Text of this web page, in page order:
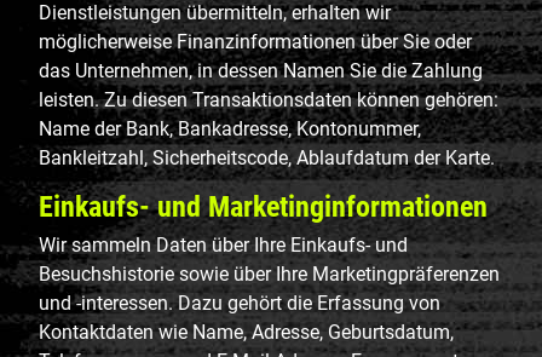
Dienstleistungen übermitteln, erhalten wir
möglicherweise Finanzinformationen über Sie oder
das Unternehmen, in dessen Namen Sie die Zahlung
leisten. Zu diesen Transaktionsdaten können gehören:
Name der Bank, Bankadresse, Kontonummer,
Bankleitzahl, Sicherheitscode, Ablaufdatum der Karte.
Einkaufs- und Marketinginformationen
Wir sammeln Daten über Ihre Einkaufs- und
Besuchshistorie sowie über Ihre Marketingpräferenzen
und -interessen. Dazu gehört die Erfassung von
Kontaktdaten wie Name, Adresse, Geburtsdatum,